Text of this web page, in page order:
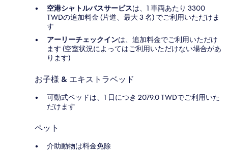
空港シャトルバスサービスは、1 車両あたり 3300
TWDの追加料金 (片道、最大 3 名) でご利用いただけま
す
アーリーチェックインは、追加料金でご利用いただけ
ます (空室状況によってはご利用いただけない場合があ
ります)
お子様 & エキストラベッド
可動式ベッドは、1 日につき 2079.0 TWDでご利用いた
だけます
ペット
介助動物は料金免除